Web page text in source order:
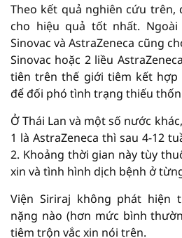
Theo kết quả nghiên cứu trên,
cho hiệu quả tốt nhất.
Sinovac và AstraZeneca cũng
Sinovac hoặc 2 liều
tiên trên thế giới tiêm kết hợp
để đối phó tình trạng thiếu thốn
Ở Thái Lan và một số nước
1 là AstraZeneca thì sau 4-12
2. Khoảng thời gian này tùy
xin và tình hình dịch bệnh ở
Viện Siriraj không phát hiện
nặng nào (hơn mức bình
tiêm trộn vắc xin nói trên.